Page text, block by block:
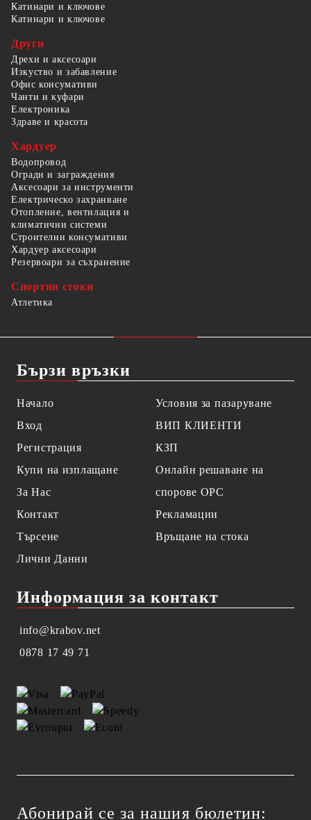
Катинари и ключове
Катинари и ключове
Други
Дрехи и аксесоари
Изкуство и забавление
Офис консумативи
Чанти и куфари
Електроника
Здраве и красота
Хардуер
Водопровод
Огради и заграждения
Аксесоари за инструменти
Електрическо захранване
Отопление, вентилация и
климатични системи
Строителни консумативи
Хардуер аксесоари
Резервоари за съхранение
Спортни стоки
Атлетика
Бързи връзки
Начало
Вход
Регистрация
Купи на изплащане
За Нас
Контакт
Търсене
Лични Данни
Условия за пазаруване
ВИП КЛИЕНТИ
КЗП
Онлайн решаване на
спорове OPC
Рекламации
Връщане на стока
Информация за контакт
info@krabov.net
0878 17 49 71
Абонирай се за нашия бюлетин: